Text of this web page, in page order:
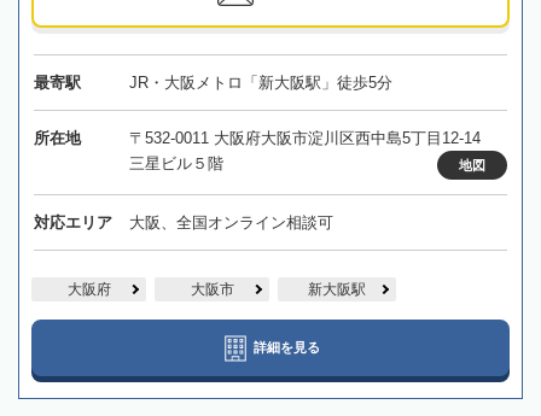
最寄駅 JR・大阪メトロ「新大阪駅」徒歩5分
所在地
〒532-0011 大阪府大阪市淀川区西中島5丁目12-14
三星ビル５階
地図
対応エリア 大阪、全国オンライン相談可
大阪府 大阪市 新大阪駅
詳細を見る